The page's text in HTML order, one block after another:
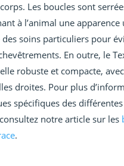
Les boucles sont
à l’animal une apparence
des soins particuliers pour
En outre, le
robuste et compacte,
droites. Pour plus
spécifiques des
notre article sur les
.